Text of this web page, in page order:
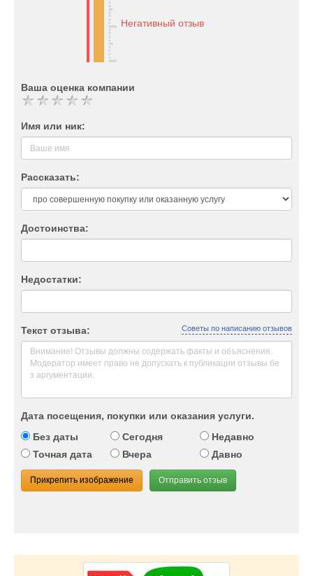
Негативный отзыв
Ваша оценка компании
Имя или ник:
Рассказать:
Достоинства:
Недостатки:
Текст отзыва: Советы по написанию отзывов
Дата посещения, покупки или оказания услуги.
Без даты
Сегодня
Недавно
Точная дата
Вчера Давно
Прикрепить изображение Отправить отзыв